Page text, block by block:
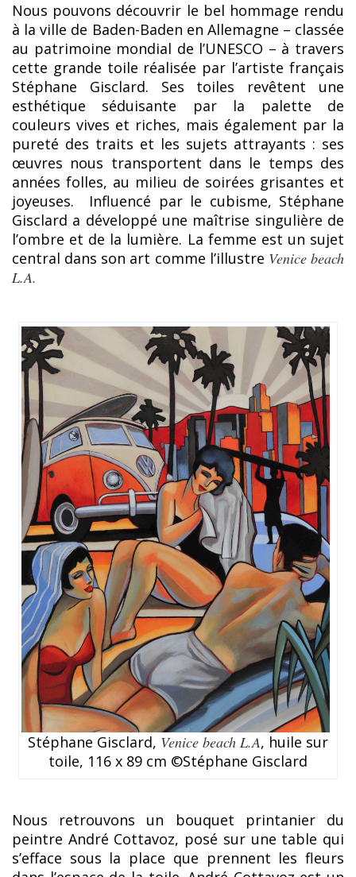
Nous pouvons découvrir le bel hommage rendu
à la ville de Baden-Baden en Allemagne – classée
au patrimoine mondial de l’UNESCO – à travers
cette grande toile réalisée par l’artiste français
Stéphane Gisclard. Ses toiles revêtent une
esthétique séduisante par la palette de
couleurs vives et riches, mais également par la
pureté des traits et les sujets attrayants : ses
œuvres nous transportent dans le temps des
années folles, au milieu de soirées grisantes et
joyeuses. Influencé par le cubisme, Stéphane
Gisclard a développé une maîtrise singulière de
l’ombre et de la lumière. La femme est un sujet
central dans son art comme l’illustre Venice beach
L.A.
Stéphane Gisclard, Venice beach L.A, huile sur
toile, 116 x 89 cm ©Stéphane Gisclard
Nous retrouvons un bouquet printanier du
peintre André Cottavoz, posé sur une table qui
s’efface sous la place que prennent les fleurs